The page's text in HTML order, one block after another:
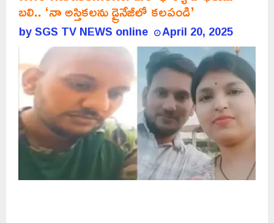
బలి.. ‘నా అస్తికలను డ్రైనేజీలో కలపండి’
bySGS TV NEWS online April 20, 2025